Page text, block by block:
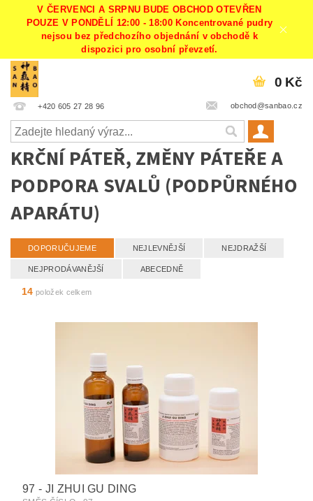
V ČERVENCI A SRPNU BUDE OBCHOD OTEVŘEN
POUZE V PONDĚLÍ 12:00 - 18:00 Koncentrované pudry
nejsou bez předchozího objednání v obchodě k
dispozici pro osobní převzetí.
+420 605 27 28 96 obchod@sanbao.cz
0 Kč
KRČNÍ PÁTEŘ, ZMĚNY PÁTEŘE A
PODPORA SVALŮ (PODPŮRNÉHO
APARÁTU)
DOPORUČUJEME NEJLEVNĚJŠÍ NEJDRAŽŠÍ
NEJPRODÁVANĚJŠÍ ABECEDNĚ
14 položek celkem
97 - JI ZHUI GU DING